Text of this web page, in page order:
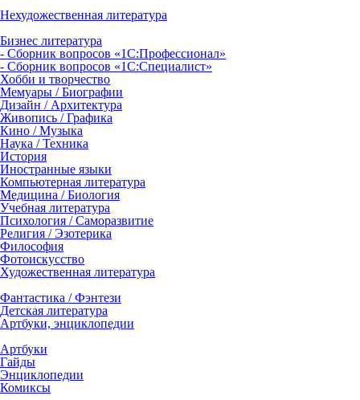
Нехудожественная литература
Бизнес литература
- Сборник вопросов «1С:Профессионал»
- Сборник вопросов «1С:Специалист»
Хобби и творчество
Мемуары / Биографии
Дизайн / Архитектура
Живопись / Графика
Кино / Музыка
Наука / Техника
История
Иностранные языки
Компьютерная литература
Медицина / Биология
Учебная литература
Психология / Саморазвитие
Религия / Эзотерика
Философия
Фотоискусство
Художественная литература
Фантастика / Фэнтези
Детская литература
Артбуки, энциклопедии
Артбуки
Гайды
Энциклопедии
Комиксы